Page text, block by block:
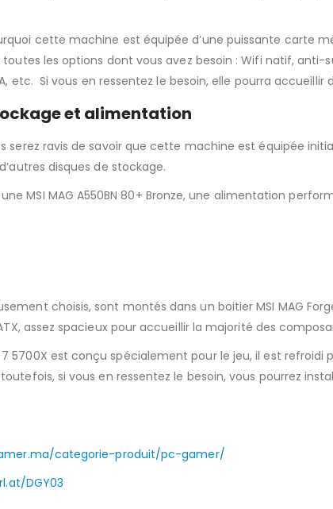
cette machine est équipée d’une puissante carte
les options dont vous avez besoin : Wifi natif, anti-
etc. Si vous en ressentez le besoin, elle pourra accueillir
et alimentation
ravis de savoir que cette machine est équipée
disques de stockage.
MSI MAG A550BN 80+ Bronze, une alimentation
choisis, sont montés dans un boitier MSI MAG
assez spacieux pour accueillir la majorité des
5700X est conçu spécialement pour le jeu, il est refroidi
si vous en ressentez le besoin, vous pourrez
categorie-produit/pc-gamer/
DGY03